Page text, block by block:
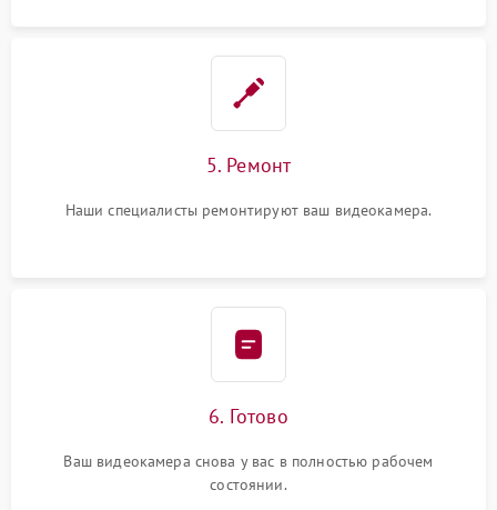
5. Ремонт
Наши специалисты ремонтируют ваш видеокамера.
6. Готово
Ваш видеокамера снова у вас в полностью рабочем
состоянии.